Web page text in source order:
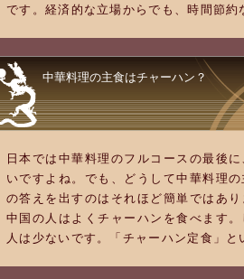
です。経済的な立場からでも、時間節約
中華料理の主食はチャーハン？
日本では中華料理のフルコースの最後
いですよね。でも、どうして中華料理
の答えを出すのはそれほど簡単ではあ
中国の人はよくチャーハンを食べます
人は少ないです。「チャーハン定食」